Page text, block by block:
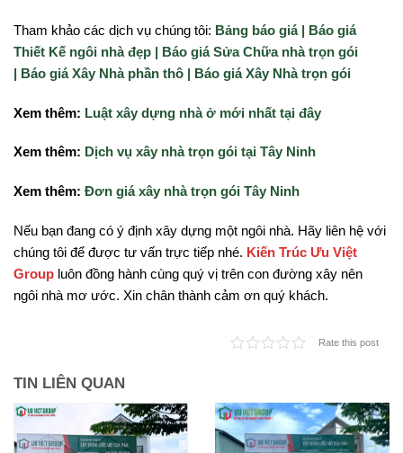
Tham khảo các dịch vụ chúng tôi: Bảng báo giá | Báo giá
Thiết Kế ngôi nhà đẹp | Báo giá Sửa Chữa nhà trọn gói
| Báo giá Xây Nhà phần thô | Báo giá Xây Nhà trọn gói
Xem thêm: Luật xây dựng nhà ở mới nhất tại đây
Xem thêm: Dịch vụ xây nhà trọn gói tại Tây Ninh
Xem thêm: Đơn giá xây nhà trọn gói Tây Ninh
Nếu bạn đang có ý định xây dựng một ngôi nhà. Hãy liên hệ với
chúng tôi để được tư vấn trực tiếp nhé. Kiến Trúc Ưu Việt
Group luôn đồng hành cùng quý vị trên con đường xây nên
ngôi nhà mơ ước. Xin chân thành cảm ơn quý khách.
Rate this post
TIN LIÊN QUAN